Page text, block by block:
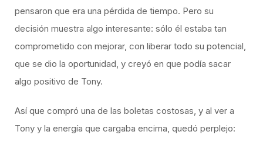
pensaron que era una pérdida de tiempo. Pero su
decisión muestra algo interesante: sólo él estaba tan
comprometido con mejorar, con liberar todo su potencial,
que se dio la oportunidad, y creyó en que podía sacar
algo positivo de Tony.
Así que compró una de las boletas costosas, y al ver a
Tony y la energía que cargaba encima, quedó perplejo: